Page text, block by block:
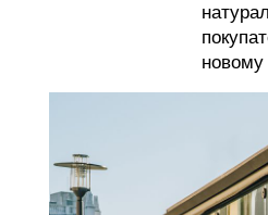
новому